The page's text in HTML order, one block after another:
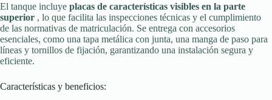
El tanque incluye placas de características visibles en la parte
superior , lo que facilita las inspecciones técnicas y el cumplimiento
de las normativas de matriculación. Se entrega con accesorios
esenciales, como una tapa metálica con junta, una manga de paso para
líneas y tornillos de fijación, garantizando una instalación segura y
eficiente.
Características y beneficios: